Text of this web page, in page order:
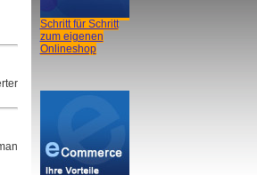
Schritt für Schritt
zum eigenen
Onlineshop